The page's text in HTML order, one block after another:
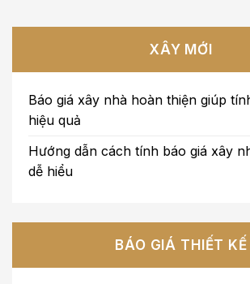
XÂY MỚI
Báo giá xây nhà hoàn thiện giúp
hiệu quả
Hướng dẫn cách tính báo giá xây
dễ hiểu
BÁO GIÁ THIẾT KẾ